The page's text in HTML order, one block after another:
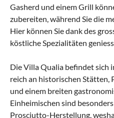
Gasherd und einem Grill
zubereiten, während Sie die
Hier können Sie dank des
köstliche Spezialitäten
Die Villa Qualia befindet sich
reich an historischen Stätten,
und einem breiten
Einheimischen sind
Prosciutto-Herstellung,